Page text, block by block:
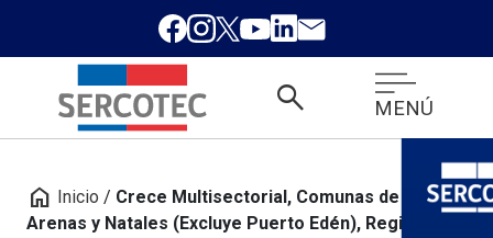
search MENÚ
home Inicio / Crece Multisectorial, Comunas de Punta
Arenas y Natales (Excluye Puerto Edén), Región de